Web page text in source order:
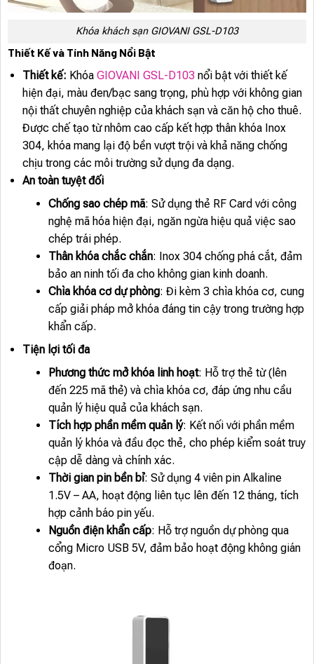
Khóa khách sạn GIOVANI GSL-D103
Thiết Kế và Tính Năng Nổi Bật
Thiết kế: Khóa GIOVANI GSL-D103nổi bật với thiết kế
hiện đại, màu đen/bạc sang trọng, phù hợp với không gian
nội thất chuyên nghiệp của khách sạn và căn hộ cho thuê.
Được chế tạo từ nhôm cao cấp kết hợp thân khóa Inox
304, khóa mang lại độ bền vượt trội và khả năng chống
chịu trong các môi trường sử dụng đa dạng.
An toàn tuyệt đối
Chống sao chép mã: Sử dụng thẻ RF Card với công
nghệ mã hóa hiện đại, ngăn ngừa hiệu quả việc sao
chép trái phép.
Thân khóa chắc chắn: Inox 304 chống phá cắt, đảm
bảo an ninh tối đa cho không gian kinh doanh.
Chìa khóa cơ dự phòng: Đi kèm 3 chìa khóa cơ, cung
cấp giải pháp mở khóa đáng tin cậy trong trường hợp
khẩn cấp.
Tiện lợi tối đa
Phương thức mở khóa linh hoạt: Hỗ trợ thẻ từ (lên
đến 225 mã thẻ) và chìa khóa cơ, đáp ứng nhu cầu
quản lý hiệu quả của khách sạn.
Tích hợp phần mềm quản lý: Kết nối với phần mềm
quản lý khóa và đầu đọc thẻ, cho phép kiểm soát truy
cập dễ dàng và chính xác.
Thời gian pin bền bỉ: Sử dụng 4 viên pin Alkaline
1.5V – AA, hoạt động liên tục lên đến 12 tháng, tích
hợp cảnh báo pin yếu.
Nguồn điện khẩn cấp: Hỗ trợ nguồn dự phòng qua
cổng Micro USB 5V, đảm bảo hoạt động không gián
đoạn.